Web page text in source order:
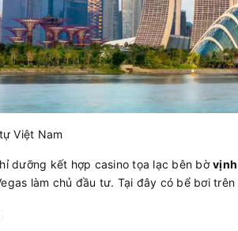
Việt Nam
dưỡng kết hợp casino tọa lạc bên bờ
làm chủ đầu tư. Tại đây có bể bơi